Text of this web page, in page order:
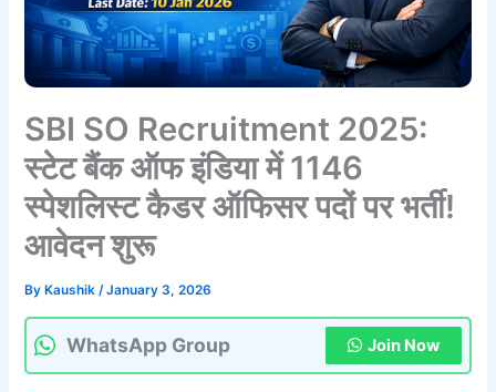
SBI SO Recruitment 2025:
स्टेट बैंक ऑफ इंडिया में 1146
स्पेशलिस्ट कैडर ऑफिसर पदों पर भर्ती!
आवेदन शुरू
By Kaushik/January 3, 2026
WhatsApp Group Join Now